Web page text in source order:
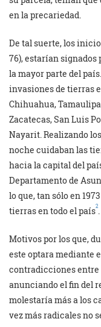
en la precariedad.
De tal suerte, los
76), estarían signados
la mayor parte del
invasiones de tierras
Chihuahua,
Zacatecas, San Luis
Nayarit. Realizando
noche cuidaban las
hacia la capital del
Departamento de
lo que, tan sólo en
tierras en todo el país2
Motivos por los que,
este optara mediante
contradicciones entre
anunciando el fin del
molestaría más a los
vez más radicales no